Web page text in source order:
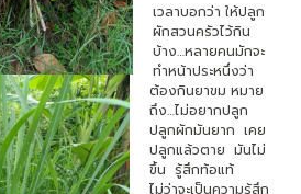
เวลาบอกว่า ให้ปลูก
ผักสวนครัวไว้กิน
บ้าง…หลายคนมักจะ
ทำหน้าประหนึ่งว่า
ต้องกินยาขม หมาย
ถึง…ไม่อยากปลูก
ปลูกผักมันยาก เคย
ปลูกแล้วตาย มันไม่
ขึ้น รู้สึกท้อแท้
ไม่ว่าจะเป็นความรู้สึก